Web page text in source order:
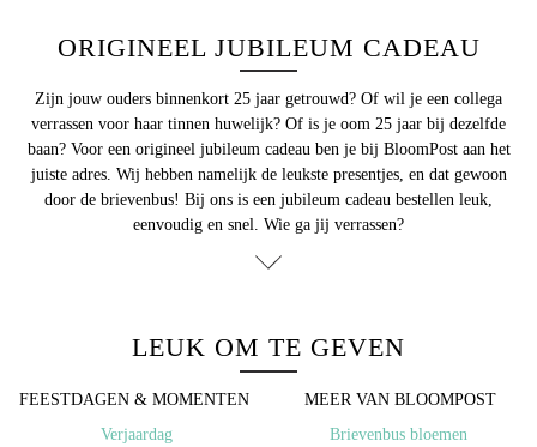
ORIGINEEL JUBILEUM CADEAU
Zijn jouw ouders binnenkort 25 jaar getrouwd? Of wil je een collega
verrassen voor haar tinnen huwelijk? Of is je oom 25 jaar bij dezelfde
baan? Voor een origineel jubileum cadeau ben je bij BloomPost aan het
juiste adres. Wij hebben namelijk de leukste presentjes, en dat gewoon
door de brievenbus! Bij ons is een jubileum cadeau bestellen leuk,
eenvoudig en snel. Wie ga jij verrassen?
LEUK OM TE GEVEN
FEESTDAGEN & MOMENTEN ​
​Verjaardag
MEER VAN BLOOMPOST
Brievenbus bloemen